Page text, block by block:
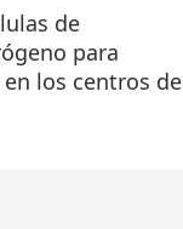
de
para
los centros de